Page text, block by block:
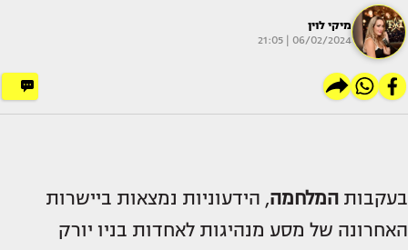
מיקי לוין
06/02/2024 | 21:05
בעקבות המלחמה, הידעוניות נמצאות ביישרות
האחרונה של מסע מנהיגות לאחדות בניו יורק